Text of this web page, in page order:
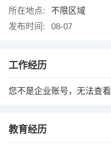
所在地点:
不限区域
发布时间:
08-07
工作经历
您不是企业账号，无法查看
教育经历